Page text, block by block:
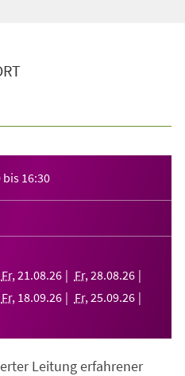
bis 16:30
Fr, 21 .08.26 Fr, 28.08.26
Fr, 18.09.26 Fr, 25.09.26
Leitung erfahrener